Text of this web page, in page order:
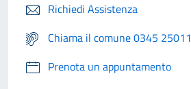
Richiedi Assistenza
Chiama il comune 0345 25011
Prenota un appuntamento